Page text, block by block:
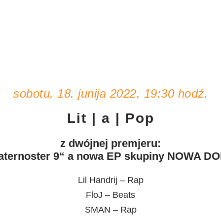
sobotu, 18. junija 2022, 19:30 hodź.
Lit | a | Pop
z dwójnej premjeru:
9“ a nowa EP skupiny NOWA
Lil Handrij – Rap
FloJ – Beats
SMAN – Rap